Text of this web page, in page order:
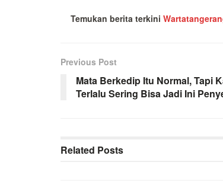
Temukan berita terkini
Previous Post
Mata Berkedip Itu Normal, Tapi
Terlalu Sering Bisa Jadi Ini
Related Posts